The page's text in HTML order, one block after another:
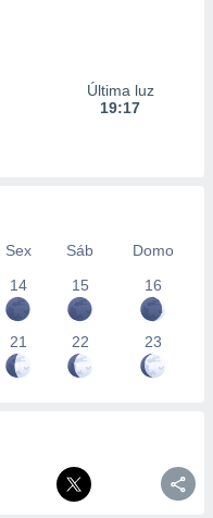
Última luz
19:17
Sex Sáb
Domo
14 15 16
21 22 23